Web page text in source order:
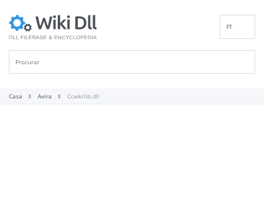
PT
Casa Avira Ccwkrlib.dll